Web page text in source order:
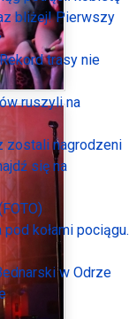
bliżej! Pierwszy
trasy nie
ruszyli na
zostali nagrodzeni
się na
kołami pociągu.
w Odrze